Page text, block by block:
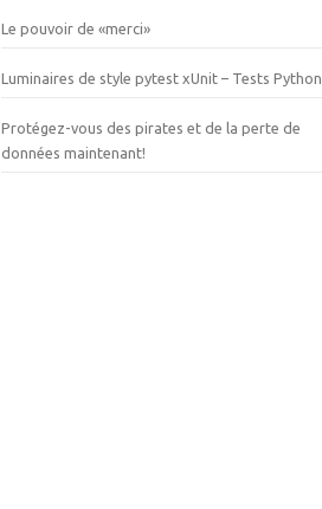
Le pouvoir de «merci»
Luminaires de style pytest xUnit – Tests Python
Protégez-vous des pirates et de la perte de
données maintenant!